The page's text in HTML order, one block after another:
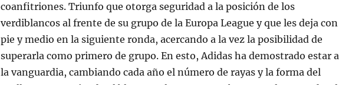
coanfitriones. Triunfo que otorga seguridad a la posición de los
verdiblancos al frente de su grupo de la Europa League y que les deja con
pie y medio en la siguiente ronda, acercando a la vez la posibilidad de
superarla como primero de grupo. En esto, Adidas ha demostrado estar a
la vanguardia, cambiando cada año el número de rayas y la forma del